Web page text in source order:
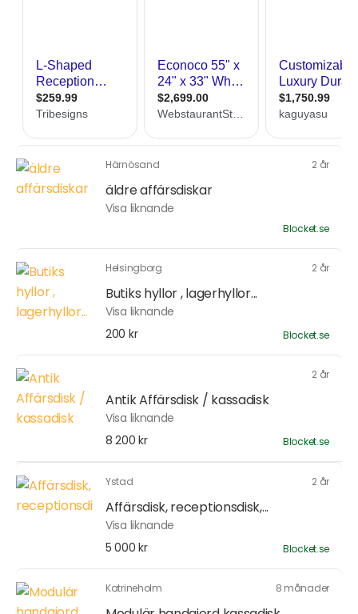
Härnösand 2 år
äldre affärsdiskar
Visa liknande
Blocket.se
Helsingborg 2 år
Butiks hyllor , lagerhyllor...
Visa liknande
200 kr
Blocket.se
2 år
Antik Affärsdisk / kassadisk
Visa liknande
8 200 kr
Blocket.se
Ystad 2 år
Affärsdisk, receptionsdisk,...
Visa liknande
5 000 kr
Blocket.se
Katrineholm 8 månader